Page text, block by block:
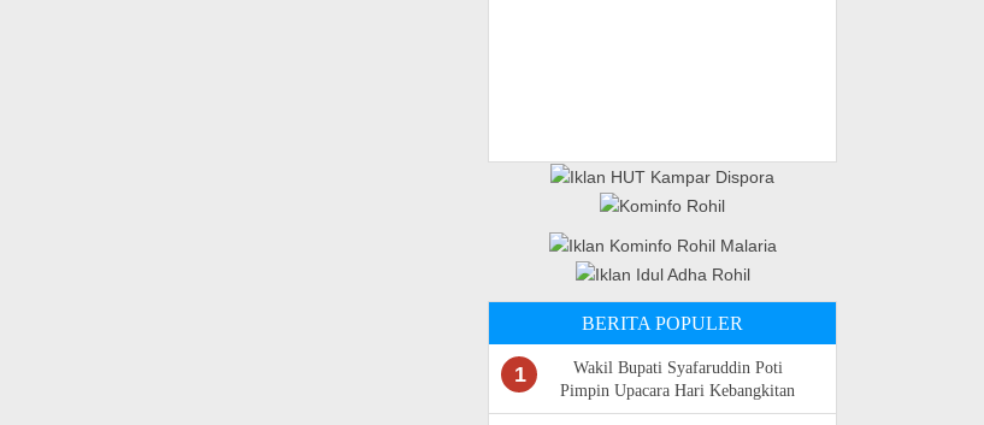
BERITA POPULER
1
Wakil Bupati Syafaruddin Poti
Pimpin Upacara Hari Kebangkitan
Nasional Ke -118 di Rokan Hulu